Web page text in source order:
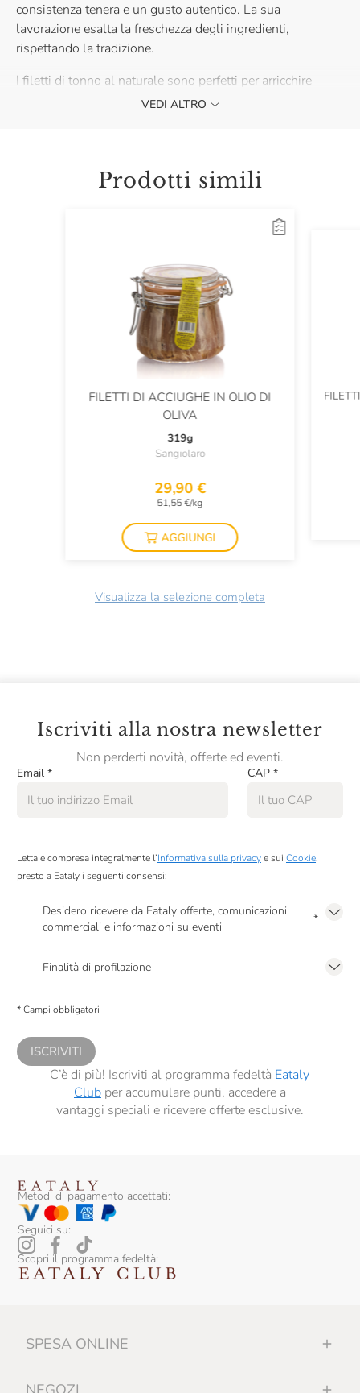
consistenza tenera e un gusto autentico. La sua
lavorazione esalta la freschezza degli ingredienti,
rispettando la tradizione.
I filetti di tonno al naturale sono perfetti per arricchire
insalate fresche, accompagnare verdure, o da gustare
VEDI ALTRO
Prodotti simili
FILETTI DI ACCIUGHE IN OLIO DI
OLIVA
319g
Sangiolaro
29,90 €
51,55 €/kg
AGGIUNGI
Visualizza la selezione completa
Iscriviti alla nostra newsletter
Non perderti novità, offerte ed eventi.
Email * CAP *
Letta e compresa integralmente l’Informativa sulla privacye sui Cookie,
presto a Eataly i seguenti consensi:
Desidero ricevere da Eataly offerte, comunicazioni
commerciali e informazioni su eventi
*
Finalità di profilazione
comunicazioni commerciali personalizzate, in caso di consenso prestato ai
* Campi obbligatori
ISCRIVITI
C’è di più! Iscriviti al programma fedeltà Eataly
Clubper accumulare punti, accedere a
vantaggi speciali e ricevere offerte esclusive.
Metodi di pagamento accettati:
Seguici su:
Scopri il programma fedeltà:
SPESA ONLINE